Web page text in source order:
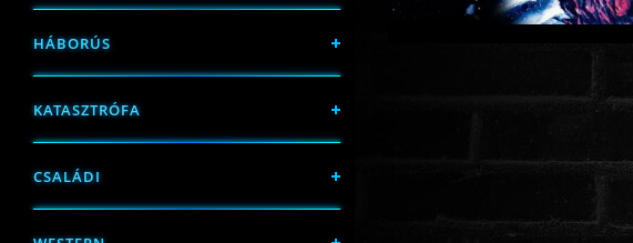
HÁBORÚS
KATASZTRÓFA
CSALÁDI